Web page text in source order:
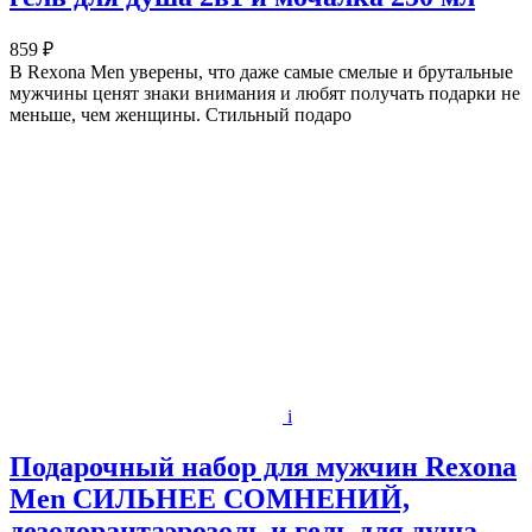
859 ₽
В Rexona Men уверены, что даже самые смелые и брутальные
мужчины ценят знаки внимания и любят получать подарки не
меньше, чем женщины. Стильный подаро
i
Подарочный набор для мужчин Rexona
Men СИЛЬНЕЕ СОМНЕНИЙ,